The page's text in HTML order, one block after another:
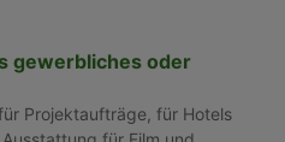
gewerbliches oder
Projektaufträge, für Hotels